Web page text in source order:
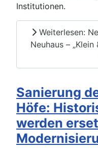
Institutionen.
Weiterlesen:
Neuhaus –
Sanierung
Höfe:
werden